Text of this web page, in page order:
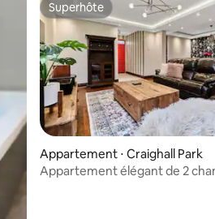
: 4,97 sur 5
Superhôte
Superhôte
Appartement ⋅ Craighall Park
Appartement élégant de 2